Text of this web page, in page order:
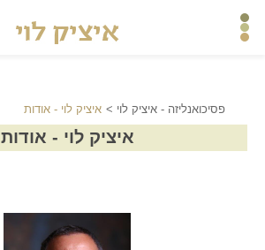
פסיכואנליזה - איציק לוי > איציק לוי - אודות
איציק לוי - אודות